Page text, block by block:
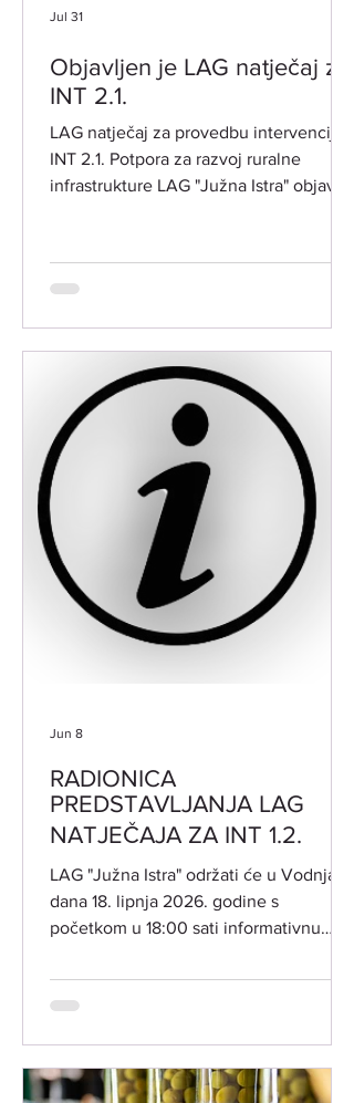
Objavljen je LAG natječaj za
INT 2.1.
LAG natječaj za provedbu intervencije
INT 2.1. Potpora za razvoj ruralne
infrastrukture LAG "Južna Istra" objavio
"Potpora za razvoj ruralne
infrastrukture" (ref. oznaka natječaja:
ulaganja u razvoj ruralne infrastrukture.
Ulaganja doprinose unaprjeđenju
kvalitete života stanovnika, razvoju
dostupne male infrastrukture i usluga,
jačanj
Jul 31
RADIONICA
PREDSTAVLJANJA LAG
NATJEČAJA ZA INT 1.2.
​LAG "Južna Istra" održati će u Vodnjanu
dana 18. lipnja 2026. godine s
početkom u 18:00 sati informativnu
natječaj za INT 1.2. "Potpora za razvoj i
očuvanje održive poljoprivredne
potencijalnim korisnicima. Prijave za
Jun 8